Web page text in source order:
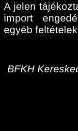
A jelen
import
egyéb
BFKH